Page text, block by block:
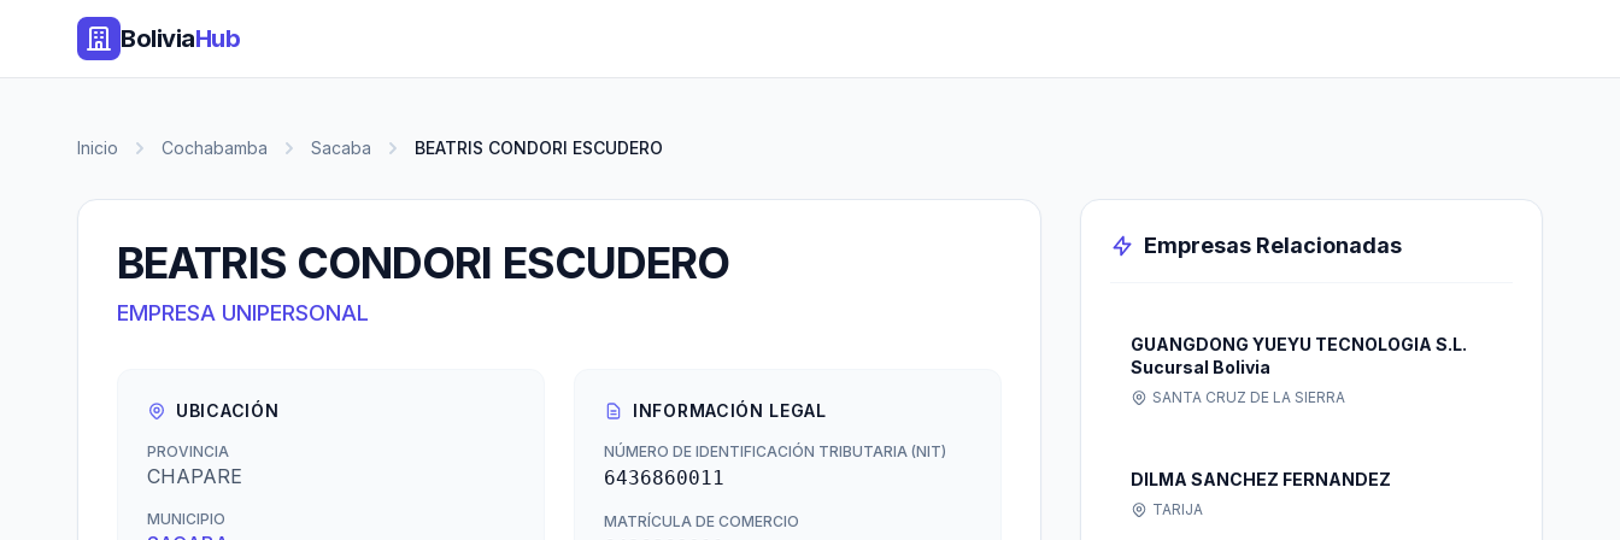
BoliviaHub
Inicio Cochabamba Sacaba BEATRIS CONDORI ESCUDERO
BEATRIS CONDORI ESCUDERO
EMPRESA UNIPERSONAL
UBICACIÓN
PROVINCIA
CHAPARE
MUNICIPIO
INFORMACIÓN LEGAL
NÚMERO DE IDENTIFICACIÓN TRIBUTARIA (NIT)
6436860011
MATRÍCULA DE COMERCIO
Empresas Relacionadas
GUANGDONG YUEYU TECNOLOGIA S.L.
Sucursal Bolivia
SANTA CRUZ DE LA SIERRA
DILMA SANCHEZ FERNANDEZ
TARIJA